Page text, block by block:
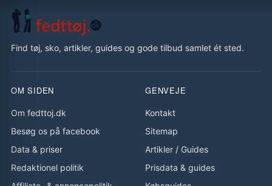
Find tøj, sko, artikler, guides og gode tilbud samlet ét sted.
OM SIDEN
Om fedttoj.dk
Besøg os på facebook
Data & priser
Redaktionel politik
GENVEJE
Kontakt
Sitemap
Artikler / Guides
Prisdata & guides